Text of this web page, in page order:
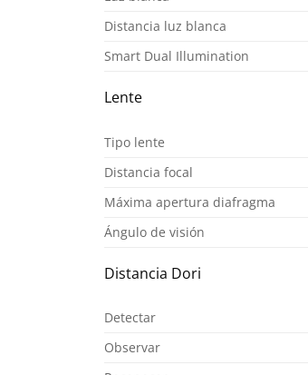
Distancia luz blanca
Smart Dual Illumination
Lente
Tipo lente
Distancia focal
Máxima apertura diafragma
Ángulo de visión
Distancia Dori
Detectar
Observar